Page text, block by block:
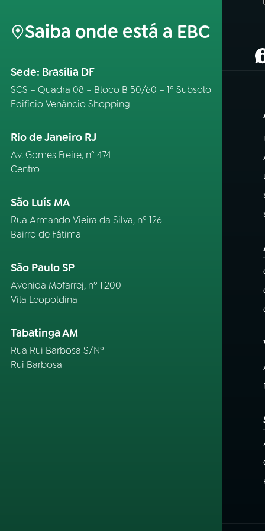
Saiba onde está a EBC
Sede: Brasília DF
SCS – Quadra 08 – Bloco B 50/60 – 1º Subsolo
Edifício Venâncio Shopping
Rio de Janeiro RJ
Av. Gomes Freire, n° 474
Centro
São Luís MA
Rua Armando Vieira da Silva, nº 126
Bairro de Fátima
São Paulo SP
Avenida Mofarrej, nº 1.200
Vila Leopoldina
Tabatinga AM
Rua Rui Barbosa S/Nº
Rui Barbosa